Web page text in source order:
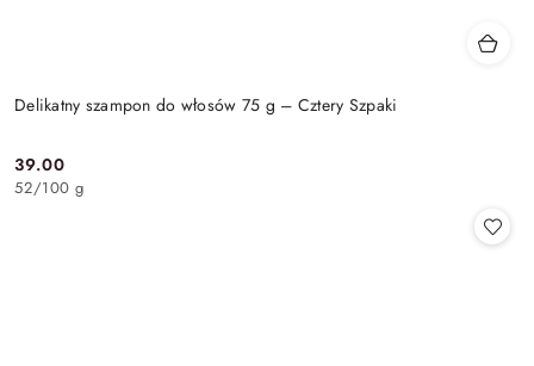
Delikatny szampon do włosów 75 g – Cztery Szpaki
Cena:
39.00
52/100 g